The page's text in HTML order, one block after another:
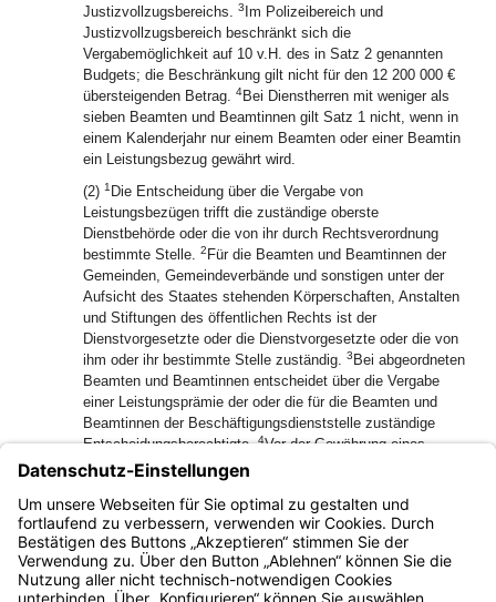
Justizvollzugsbereichs. 3 Im Polizeibereich und
Justizvollzugsbereich beschränkt sich die
Vergabemöglichkeit auf 10 v.H. des in Satz 2 genannten
Budgets; die Beschränkung gilt nicht für den 12 200 000 €
übersteigenden Betrag. 4Bei Dienstherren mit weniger als
sieben Beamten und Beamtinnen gilt Satz 1 nicht, wenn in
einem Kalenderjahr nur einem Beamten oder einer Beamtin
ein Leistungsbezug gewährt wird.
(2) 1 Die Entscheidung über die Vergabe von
Leistungsbezügen trifft die zuständige oberste
Dienstbehörde oder die von ihr durch Rechtsverordnung
bestimmte Stelle. 2 Für die Beamten und Beamtinnen der
Gemeinden, Gemeindeverbände und sonstigen unter der
Aufsicht des Staates stehenden Körperschaften, Anstalten
und Stiftungen des öffentlichen Rechts ist der
Dienstvorgesetzte oder die Dienstvorgesetzte oder die von
ihm oder ihr bestimmte Stelle zuständig. 3 Bei abgeordneten
Beamten und Beamtinnen entscheidet über die Vergabe
einer Leistungsprämie der oder die für die Beamten und
Beamtinnen der Beschäftigungsdienststelle zuständige
Entscheidungsberechtigte.4Vor der Gewährung eines
Leistungsbezugs sollen die Vorgesetzten des Beamten oder
der Beamtin gehört werden.
Beamten oder der Beamtin in Textform mitzuteilen; dabei ist
die Leistung im Einzelnen darzustellen.
Bayern.de